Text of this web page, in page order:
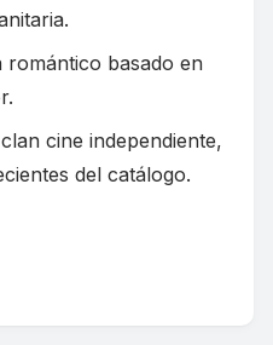
romántico basado en
cine independiente,
del catálogo.